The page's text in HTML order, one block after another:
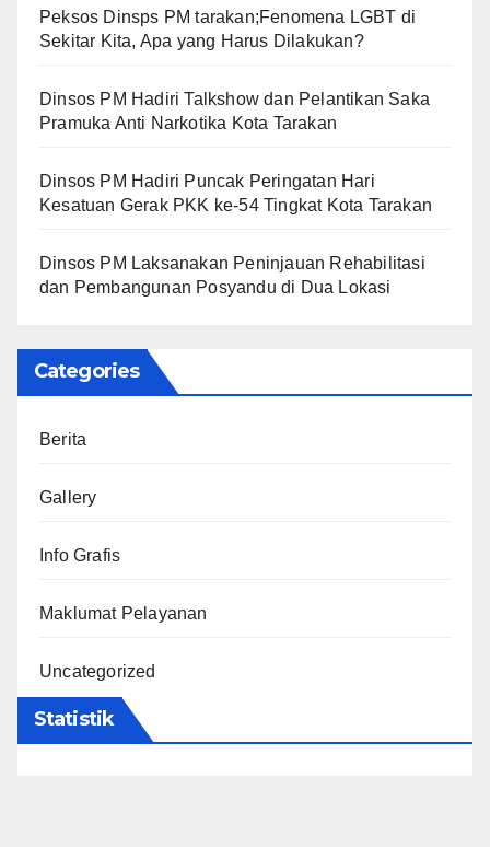
Peksos Dinsps PM tarakan;Fenomena LGBT di
Sekitar Kita, Apa yang Harus Dilakukan?
Dinsos PM Hadiri Talkshow dan Pelantikan Saka
Pramuka Anti Narkotika Kota Tarakan
Dinsos PM Hadiri Puncak Peringatan Hari
Kesatuan Gerak PKK ke-54 Tingkat Kota Tarakan
Dinsos PM Laksanakan Peninjauan Rehabilitasi
dan Pembangunan Posyandu di Dua Lokasi
Categories
Berita
Gallery
Info Grafis
Maklumat Pelayanan
Uncategorized
Statistik